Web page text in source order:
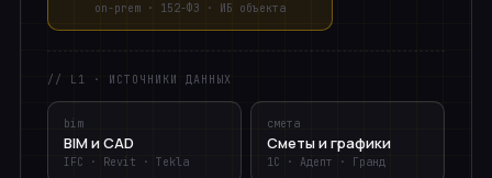
on-prem · 152-ФЗ · ИБ объекта
// L1 · ИСТОЧНИКИ ДАННЫХ
bim
BIM и CAD
IFC · Revit · Tekla
смета
Сметы и графики
1С · Адепт · Гранд